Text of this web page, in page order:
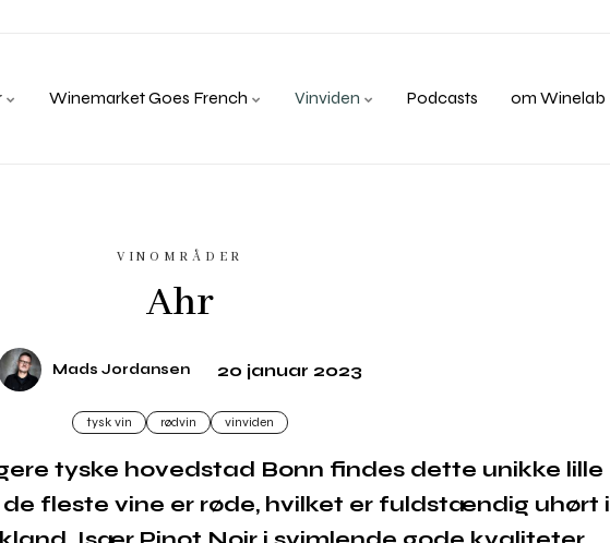
Winemarket Goes French Vinviden Podcasts om Winelab
VINOMRÅDER
Ahr
Mads Jordansen 20 januar 2023
tysk vin rødvin vinviden
tyske hovedstad Bonn findes dette unikke lille
fleste vine er røde, hvilket er fuldstændig uhørt i